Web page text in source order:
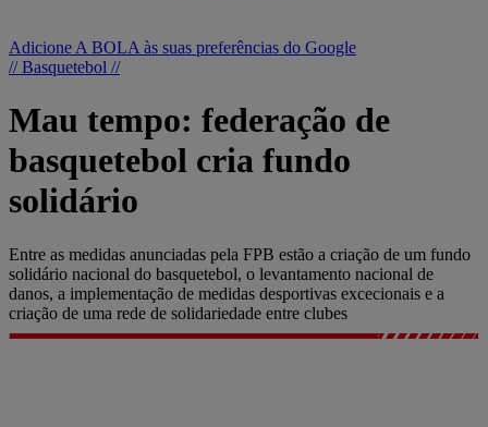
Adicione A BOLA às suas preferências do Google
// Basquetebol //
Mau tempo: federação de
basquetebol cria fundo
solidário
Entre as medidas anunciadas pela FPB estão a criação de um fundo
solidário nacional do basquetebol, o levantamento nacional de
danos, a implementação de medidas desportivas excecionais e a
criação de uma rede de solidariedade entre clubes